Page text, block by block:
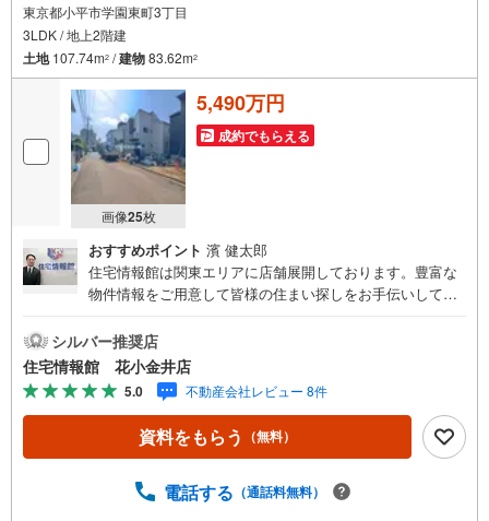
東京都小平市学園東町3丁目
3LDK / 地上2階建
土地107.74m2 /建物83.62m2
画像25枚
5,490万円
成約でもらえる
おすすめポイント 濱 健太郎
住宅情報館は関東エリアに店舗展開しております。豊富な
物件情報をご用意して皆様の住まい探しをお手伝いしてお
さい。【営業時間 10:00～19:00 火曜・水曜（祝日の場
合は営業いたします）】「資料請求」「内覧」のお問い合
わせは上記時間内ですとスムーズにご対応が可能です。ス
タッフ一同お客様のお問合せをお待ちしております。【住
宅ローン相談会】開催中無理のない住宅ローンの試算やご
購入の際にかかる諸費用の概算も行っております。しっか
気軽にご相談ください。お客様第一主義をモット-にお引越
シルバー推奨店
住宅情報館 花小金井店
5.0 不動産会社レビュー 8件
資料をもらう （無料）
電話する （通話料無料）